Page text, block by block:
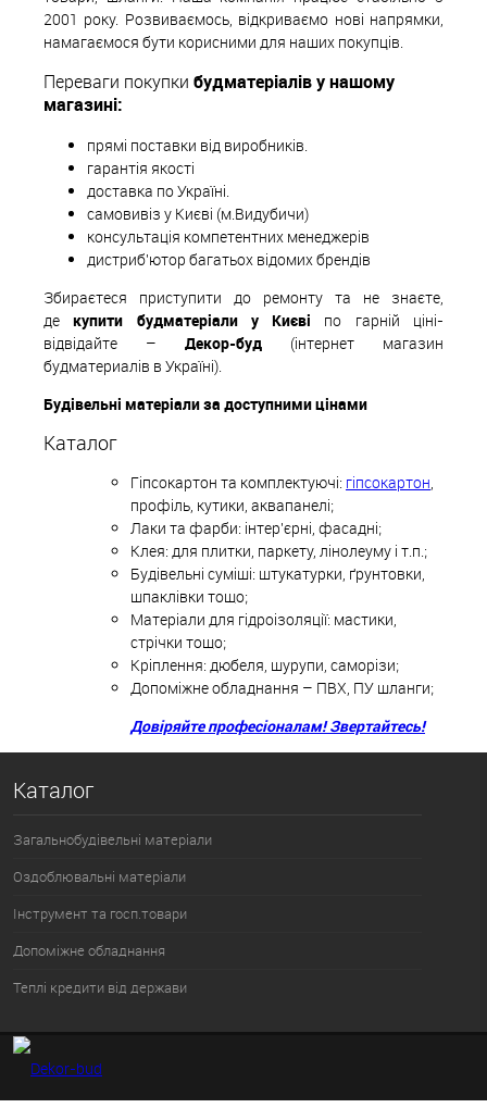
2001 року. Розвиваємось, відкриваємо нові напрямки,
намагаємося бути корисними для наших покупців.
Переваги покупки будматеріалів у нашому
магазині:
прямі поставки від виробників.
гарантія якості
доставка по Україні.
самовивіз у Києві (м.Видубичи)
консультація компетентних менеджерів
дистриб'ютор багатьох відомих брендів
Збираєтеся приступити до ремонту та не знаєте,
де
купити будматеріали у Києві по гарній ціні-
відвідайте – Декор-буд (інтернет магазин
будматериалів в Україні).
Будівельні матеріали за доступними цінами
Каталог
Гіпсокартон та комплектуючі: гіпсокартон
профіль, кутики, аквапанелі;
Лаки та фарби: інтер'єрні, фасадні;
Клея: для плитки, паркету, лінолеуму і т.п.;
Будівельні суміші: штукатурки, ґрунтовки,
шпаклівки тощо;
Матеріали для гідроізоляції: мастики,
стрічки тощо;
Кріплення: дюбеля, шурупи, саморізи;
Допоміжне обладнання – ПВХ, ПУ шланги;
Довіряйте професіоналам! Звертайтесь!
Каталог
Загальнобудівельні матеріали
Оздоблювальні матеріали
Інструмент та госп.товари
Допоміжне обладнання
Теплі кредити від держави